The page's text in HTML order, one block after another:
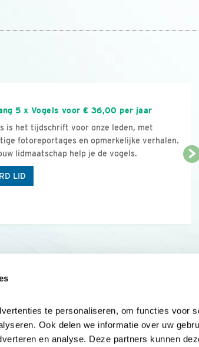
te personaliseren, om functies voor
Ook delen we informatie over uw
en analyse. Deze partners kunnen
5 x Vogels voor € 36,00 per jaar
is het tijdschrift voor onze leden, met
fotoreportages en opmerkelijke verhalen.
lidmaatschap help je de vogels.
LID